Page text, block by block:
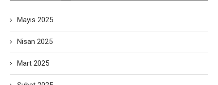
Mayıs 2025
Nisan 2025
Mart 2025